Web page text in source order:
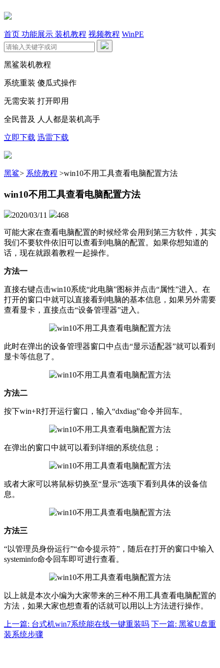
首页 功能展示 装机教程 视频教程 WinPE
黑鲨装机教程
系统重装 傻瓜式操作
无需安装 打开即用
全民普及 人人都是装机高手
立即下载 迅雷下载
黑鲨> 系统教程 >win10不用工具查看电脑配置方法
win10不用工具查看电脑配置方法
2020/03/11 468
可能大家在查看电脑配置的时候经常会用到第三方软件，其实
我们不要软件依旧可以查看到电脑的配置。如果你想知道的
话，现在就跟着教程一起操作。
方法一
直接右键点击win10系统“此电脑”图标并点击“属性”进入。在
打开的窗口中就可以直接看到电脑的基本信息，如果另外需要
查看显卡，直接点击“设备管理器”进入。
此时在弹出的设备管理器窗口中点击“显示适配器”就可以看到
显卡等信息了。
方法二
按下win+R打开运行窗口，输入“dxdiag”命令并回车。
在弹出的窗口中就可以看到详细的系统信息；
或者大家可以将鼠标切换至“显示”选项下看到具体的设备信
息。
方法三
“以管理员身份运行”“命令提示符”，随后在打开的窗口中输入
systeminfo命令回车即可进行查看。
以上就是本次小编为大家带来的三种不用工具查看电脑配置的
方法，如果大家也想查看的话就可以用以上方法进行操作。
上一篇: 台式机win7系统能在线一键重装吗 下一篇: 黑鲨U盘重
装系统步骤